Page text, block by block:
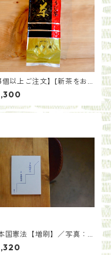
3個以上ご注文】[新茶をお
]一番茶を贅沢に 上ほう
（200g）
国憲法【増刷】／写真：
陽道